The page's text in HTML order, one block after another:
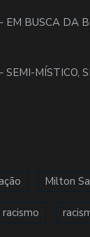
BUSCA DA
MÍSTICO,
Milton
racismo